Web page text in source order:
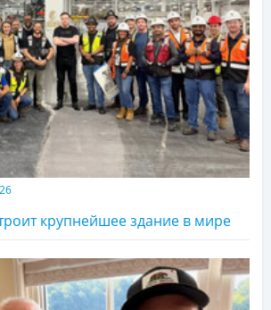
крупнейшее здание в мире